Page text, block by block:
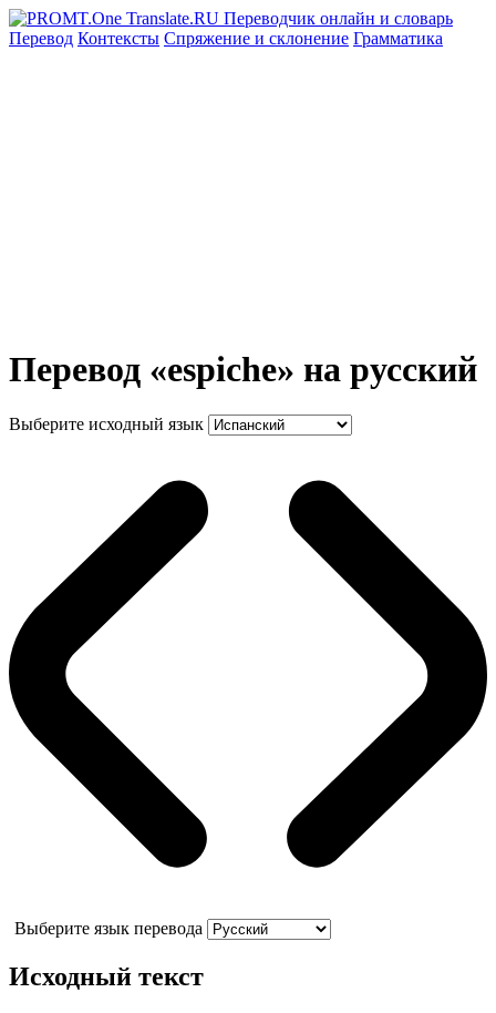
Перевод Контексты Спряжение и склонение Грамматика
Перевод «espiche» на русский
Выберите исходный язык
Выберите язык перевода
Исходный текст